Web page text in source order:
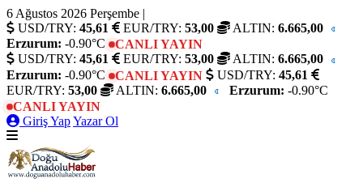
6 Ağustos 2026 Perşembe |
USD/TRY: 45,61 EUR/TRY: 53,00 ALTIN: 6.665,00
Erzurum: -0.90°C
CANLI YAYIN
USD/TRY: 45,61 EUR/TRY: 53,00 ALTIN: 6.665,00
Erzurum: -0.90°C CANLI YAYIN USD/TRY: 45,61
EUR/TRY: 53,00 ALTIN: 6.665,00 Erzurum: -0.90°C
CANLI YAYIN
Giriş YapYazar Ol